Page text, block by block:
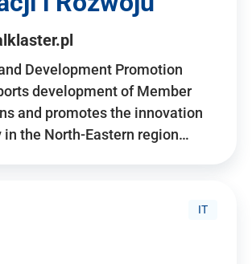
Development Promotion
development of Member
and promotes the innovation
in the North-Eastern region…
IT